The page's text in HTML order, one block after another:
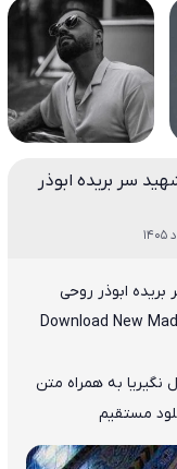
سر بریده ابوذر
بریده ابوذر روحی
Download New
نگیریا به همراه متن
مستقیم